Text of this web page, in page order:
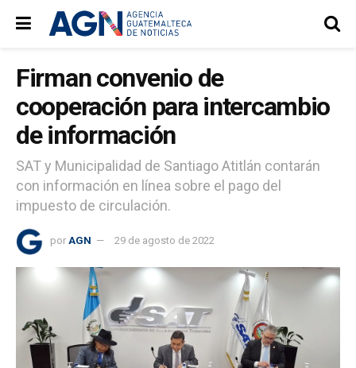
Firman convenio de
cooperación para intercambio
de información
SAT y Municipalidad de Santiago Atitlán contarán
con información en línea sobre el pago del
impuesto de circulación.
por AGN 29 de agosto de 2022